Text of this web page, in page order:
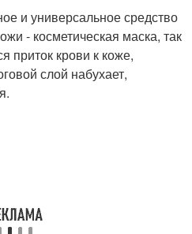
и универсальное средство
- косметическая маска, так
приток крови к коже,
слой набухает,